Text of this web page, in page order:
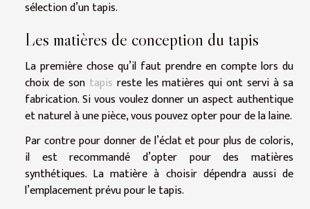
sélection d’un tapis.
Les matières de conception du tapis
La première chose qu’il faut prendre en compte lors du
choix de son tapis reste les matières qui ont servi à sa
fabrication. Si vous voulez donner un aspect authentique
et naturel à une pièce, vous pouvez opter pour de la laine.
Par contre pour donner de l’éclat et pour plus de coloris,
il est recommandé d’opter pour des matières
synthétiques. La matière à choisir dépendra aussi de
l’emplacement prévu pour le tapis.